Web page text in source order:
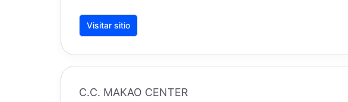
Visitar sitio
C.C. MAKAO CENTER